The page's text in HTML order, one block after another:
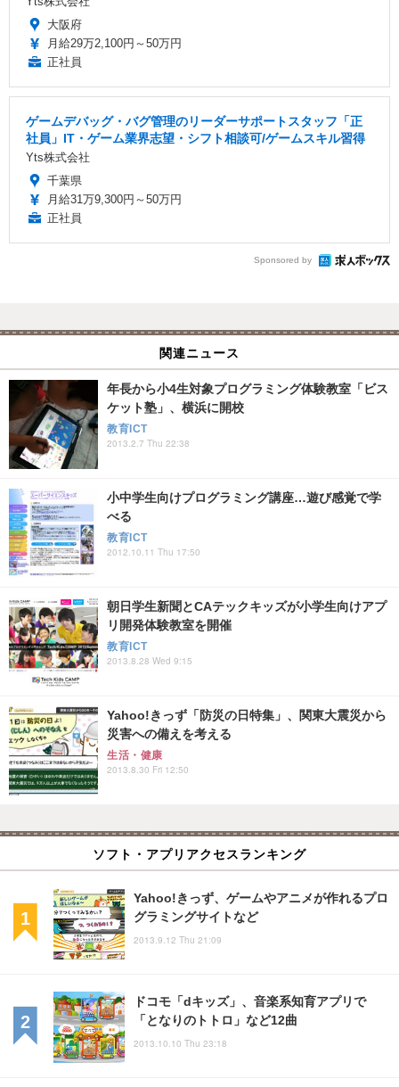
大阪府
月給29万2,100円～50万円
正社員
ゲームデバッグ・バグ管理のリーダーサポートスタッフ「正
社員」IT・ゲーム業界志望・シフト相談可/ゲームスキル習得
Yts株式会社
千葉県
月給31万9,300円～50万円
正社員
Sponsored by
関連ニュース
年長から小4生対象プログラミング体験教室「ビス
ケット塾」、横浜に開校
教育ICT
2013.2.7 Thu 22:38
小中学生向けプログラミング講座…遊び感覚で学
べる
教育ICT
2012.10.11 Thu 17:50
朝日学生新聞とCAテックキッズが小学生向けアプ
リ開発体験教室を開催
教育ICT
2013.8.28 Wed 9:15
Yahoo!きっず「防災の日特集」、関東大震災から
災害への備えを考える
生活・健康
2013.8.30 Fri 12:50
ソフト・アプリアクセスランキング
Yahoo!きっず、ゲームやアニメが作れるプロ
グラミングサイトなど
2013.9.12 Thu 21:09
ドコモ「dキッズ」、音楽系知育アプリで
「となりのトトロ」など12曲
2013.10.10 Thu 23:18